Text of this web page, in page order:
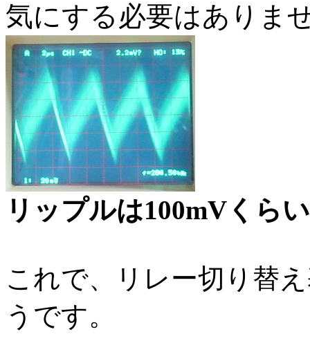
気にする必要はありま
リップルは100mVくら
これで、リレー切り替
うです。